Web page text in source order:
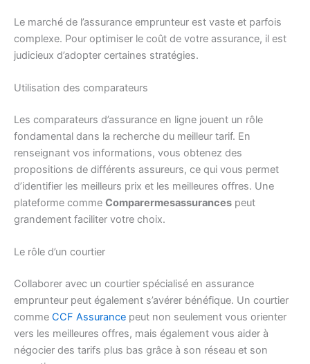
Le marché de l’assurance emprunteur est vaste et parfois
complexe. Pour optimiser le coût de votre assurance, il est
judicieux d’adopter certaines stratégies.
Utilisation des comparateurs
Les comparateurs d’assurance en ligne jouent un rôle
fondamental dans la recherche du meilleur tarif. En
renseignant vos informations, vous obtenez des
propositions de différents assureurs, ce qui vous permet
d’identifier les meilleurs prix et les meilleures offres. Une
plateforme comme Comparermesassurances peut
grandement faciliter votre choix.
Le rôle d’un courtier
Collaborer avec un courtier spécialisé en assurance
emprunteur peut également s’avérer bénéfique. Un courtier
comme CCF Assurance peut non seulement vous orienter
vers les meilleures offres, mais également vous aider à
négocier des tarifs plus bas grâce à son réseau et son